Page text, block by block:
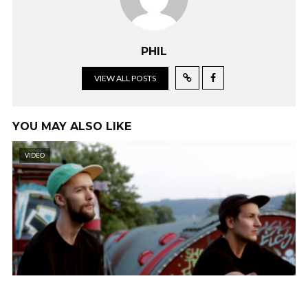
PHIL
VIEW ALL POSTS
YOU MAY ALSO LIKE
VIDEO